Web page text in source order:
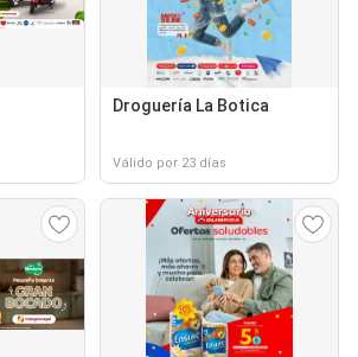
Droguería La Botica
Válido por 23 días